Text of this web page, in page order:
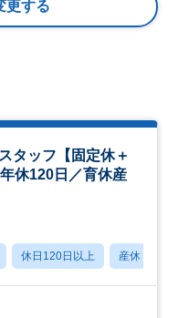
更する
タッフ【固定休＋
休120日／育休産
休日120日以上 産休・育休